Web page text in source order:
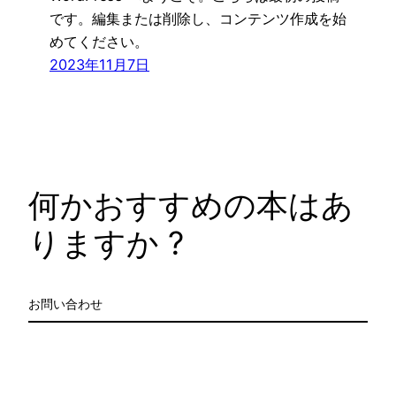
です。編集または削除し、コンテンツ作成を始
めてください。
2023年11月7日
何かおすすめの本はあ
りますか ?
お問い合わせ